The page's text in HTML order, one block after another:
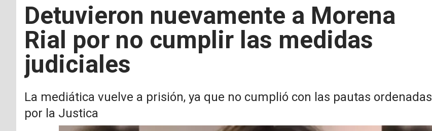
Detuvieron nuevamente a Morena
Rial por no cumplir las medidas
judiciales
La mediática vuelve a prisión, ya que no cumplió con las pautas ordenadas
por la Justica